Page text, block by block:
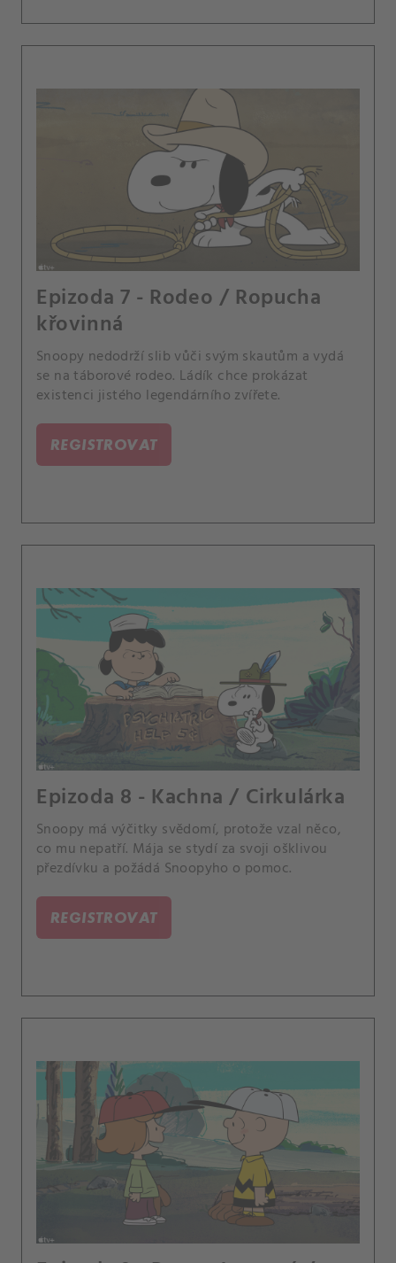
Epizoda 7 - Rodeo / Ropucha
křovinná
Snoopy nedodrží slib vůči svým skautům a vydá
se na táborové rodeo. Ládík chce prokázat
existenci jistého legendárního zvířete.
REGISTROVAT
Epizoda 8 - Kachna / Cirkulárka
Snoopy má výčitky svědomí, protože vzal něco,
co mu nepatří. Mája se stydí za svoji ošklivou
přezdívku a požádá Snoopyho o pomoc.
REGISTROVAT